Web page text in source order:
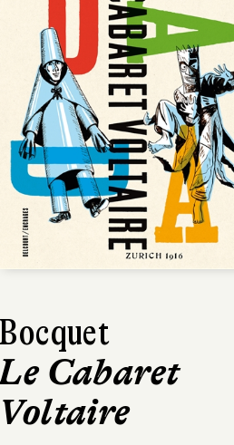
Bocquet
Cabaret
Voltaire
Une
de